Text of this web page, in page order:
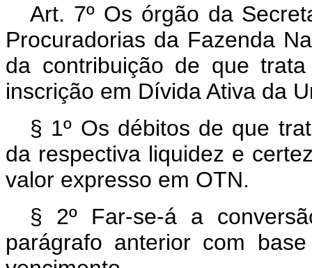
Art. 7º Os órgão da
Procuradorias da Fazenda
da contribuição de que
inscrição em Dívida Ativa da
§ 1º Os débitos de que
da respectiva liquidez e
valor expresso em OTN.
§ 2º Far-se-á a
parágrafo anterior com